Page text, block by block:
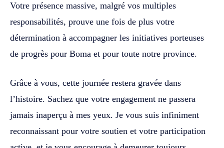
Votre présence massive, malgré vos multiples
responsabilités, prouve une fois de plus votre
détermination à accompagner les initiatives porteuses
de progrès pour Boma et pour toute notre province.
Grâce à vous, cette journée restera gravée dans
l’histoire. Sachez que votre engagement ne passera
jamais inaperçu à mes yeux. Je vous suis infiniment
reconnaissant pour votre soutien et votre participation